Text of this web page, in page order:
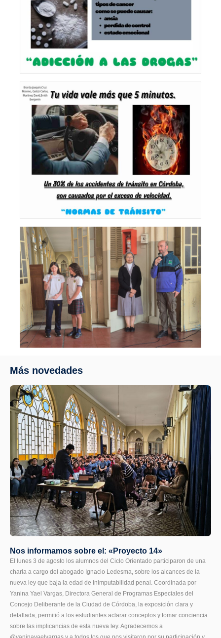
Más novedades
Nos informamos sobre el: «Proyecto 14»
El lunes 3 de agosto los alumnos del Ciclo Orientado participaron de una
charla a cargo del abogado Ignacio Ledesma, sobre los alcances de la
nueva ley que baja la edad de inimputabilidad penal. Coordinada por
Yanina Yael Vargas, Directora General de Programas Especiales del
Concejo Deliberante de la Ciudad de Córdoba, la exposición clara y
detallada, permitió a los estudiantes aclarar conceptos y tomar conciencia
sobre las implicancias de esta nueva ley. Agradecemos a